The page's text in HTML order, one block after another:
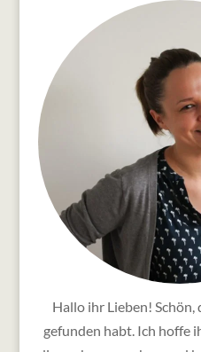
Hallo ihr Lieben! Schön,
gefunden habt. Ich hoffe